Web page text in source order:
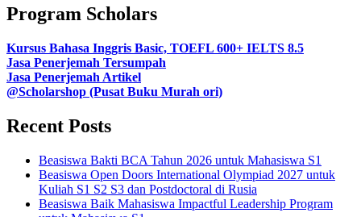
Program Scholars
Kursus Bahasa Inggris Basic, TOEFL 600+ IELTS 8.5
Jasa Penerjemah Tersumpah
Jasa Penerjemah Artikel
@Scholarshop (Pusat Buku Murah ori)
Recent Posts
Beasiswa Bakti BCA Tahun 2026 untuk Mahasiswa S1
Beasiswa Open Doors International Olympiad 2027 untuk
Kuliah S1 S2 S3 dan Postdoctoral di Rusia
Beasiswa Baik Mahasiswa Impactful Leadership Program